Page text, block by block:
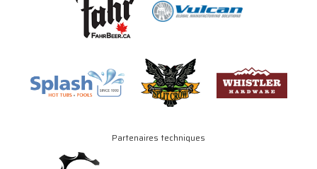
Partenaires techniques